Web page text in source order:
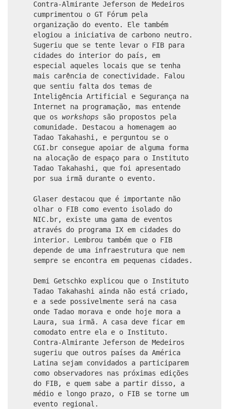
Contra-Almirante Jeferson de Medeiros
cumprimentou o GT Fórum pela
organização do evento. Ele também
elogiou a iniciativa de carbono neutro.
Sugeriu que se tente levar o FIB para
cidades do interior do país, em
especial aqueles locais que se tenha
mais carência de conectividade. Falou
que sentiu falta dos temas de
Inteligência Artificial e Segurança na
Internet na programação, mas entende
que os workshops são propostos pela
comunidade. Destacou a homenagem ao
Tadao Takahashi, e perguntou se o
CGI.br consegue apoiar de alguma forma
na alocação de espaço para o Instituto
Tadao Takahashi, que foi apresentado
por sua irmã durante o evento.
Glaser destacou que é importante não
olhar o FIB como evento isolado do
NIC.br, existe uma gama de eventos
através do programa IX em cidades do
interior. Lembrou também que o FIB
depende de uma infraestrutura que nem
sempre se encontra em pequenas cidades.
Demi Getschko explicou que o Instituto
Tadao Takahashi ainda não está criado,
e a sede possivelmente será na casa
onde Tadao morava e onde hoje mora a
Laura, sua irmã. A casa deve ficar em
comodato entre ela e o Instituto.
Contra-Almirante Jeferson de Medeiros
sugeriu que outros países da América
Latina sejam convidados a participarem
como observadores nas próximas edições
do FIB, e quem sabe a partir disso, a
médio e longo prazo, o FIB se torne um
evento regional.